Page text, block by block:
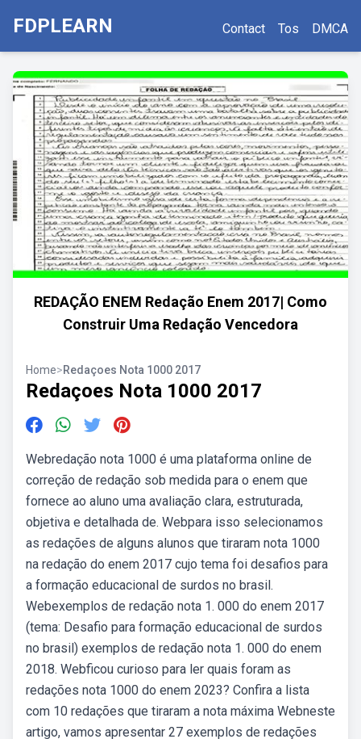
FDPLEARN Contact Tos DMCA
REDAÇÃO ENEM Redação Enem 2017| Como
Construir Uma Redação Vencedora
Home>Redaçoes Nota 1000 2017
Redaçoes Nota 1000 2017
Webredação nota 1000 é uma plataforma online de
correção de redação sob medida para o enem que
fornece ao aluno uma avaliação clara, estruturada,
objetiva e detalhada de. Webpara isso selecionamos
as redações de alguns alunos que tiraram nota 1000
na redação do enem 2017 cujo tema foi desafios para
a formação educacional de surdos no brasil.
Webexemplos de redação nota 1. 000 do enem 2017
(tema: Desafio para formação educacional de surdos
no brasil) exemplos de redação nota 1. 000 do enem
2018. Webficou curioso para ler quais foram as
redações nota 1000 do enem 2023? Confira a lista
com 10 redações que tiraram a nota máxima Webneste
artigo, vamos apresentar 27 exemplos de redações